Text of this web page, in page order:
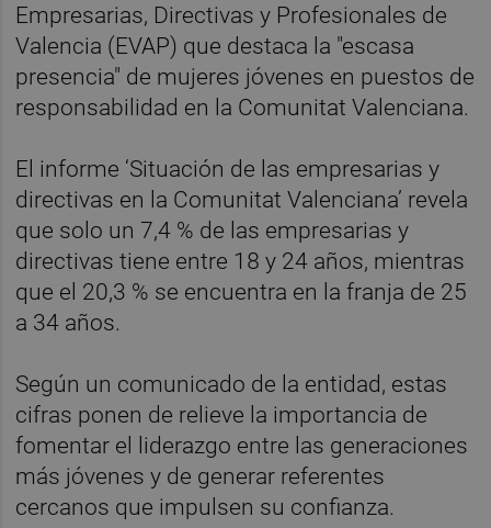
Empresarias, Directivas y Profesionales de
Valencia (EVAP) que destaca la "escasa
presencia" de mujeres jóvenes en puestos de
responsabilidad en la Comunitat Valenciana.
El informe ‘Situación de las empresarias y
directivas en la Comunitat Valenciana’ revela
que solo un 7,4 % de las empresarias y
directivas tiene entre 18 y 24 años, mientras
que el 20,3 % se encuentra en la franja de 25
a 34 años.
Según un comunicado de la entidad, estas
cifras ponen de relieve la importancia de
fomentar el liderazgo entre las generaciones
más jóvenes y de generar referentes
cercanos que impulsen su confianza.